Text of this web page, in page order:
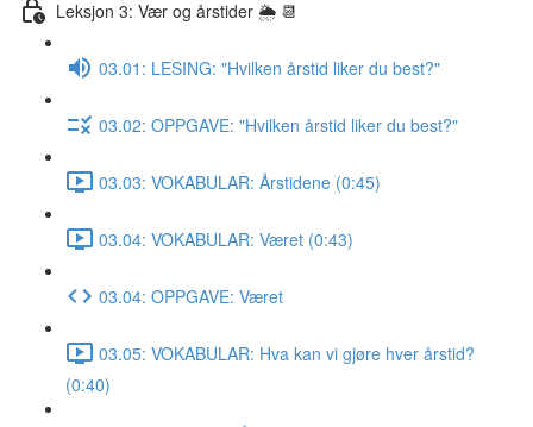
Leksjon 3: Vær og årstider 🌦 📆
03.01: LESING: "Hvilken årstid liker du best?"
03.02: OPPGAVE: "Hvilken årstid liker du best?"
03.03: VOKABULAR: Årstidene (0:45)
03.04: VOKABULAR: Været (0:43)
03.04: OPPGAVE: Været
03.05: VOKABULAR: Hva kan vi gjøre hver årstid?
(0:40)